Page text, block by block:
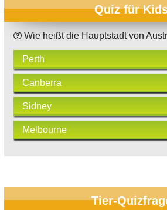
Quiz für
Wie heißt die Hauptstadt von
Perth
Canberra
Sidney
Melbourne
Tier-